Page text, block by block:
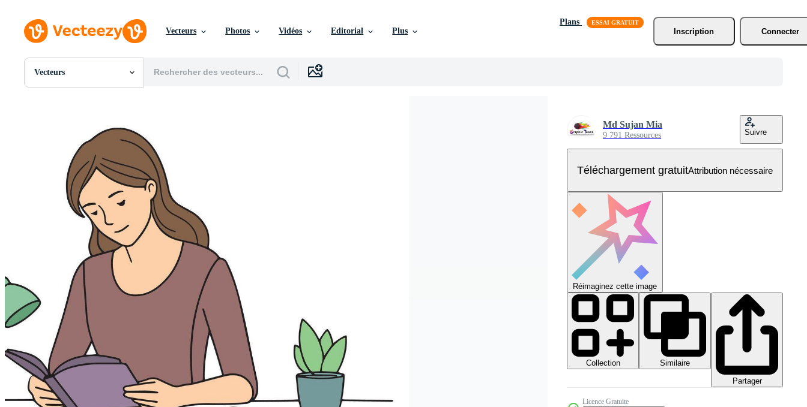
Vecteurs Photos Vidéos Editorial Plus
Plans
Inscription
Connecter
Vecteurs
Toutes Images
Modèles
Vecteurs
Vidéos
Motion graphics
Images Éditoriales
Événements Éditoriaux
Md Sujan Mia
9 791 Ressources Suivre
Téléchargement gratuitAttribution nécessaire
Réimaginez cette image
Collection
Similaire
Partager
Licence Gratuite